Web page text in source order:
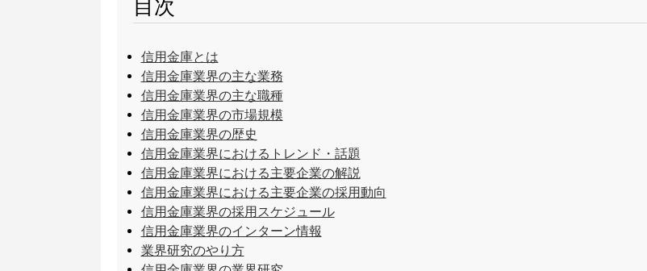
目次
信用金庫とは
信用金庫業界の主な業務
信用金庫業界の主な職種
信用金庫業界の市場規模
信用金庫業界の歴史
信用金庫業界におけるトレンド・話題
信用金庫業界における主要企業の解説
信用金庫業界における主要企業の採用動向
信用金庫業界の採用スケジュール
信用金庫業界のインターン情報
業界研究のやり方